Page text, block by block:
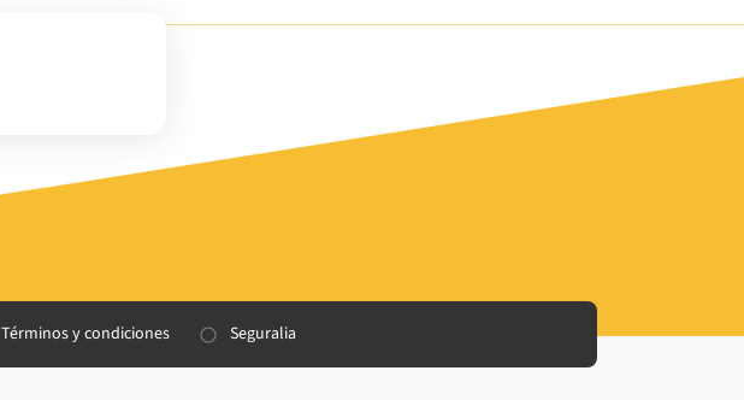
Términos y condiciones Seguralia